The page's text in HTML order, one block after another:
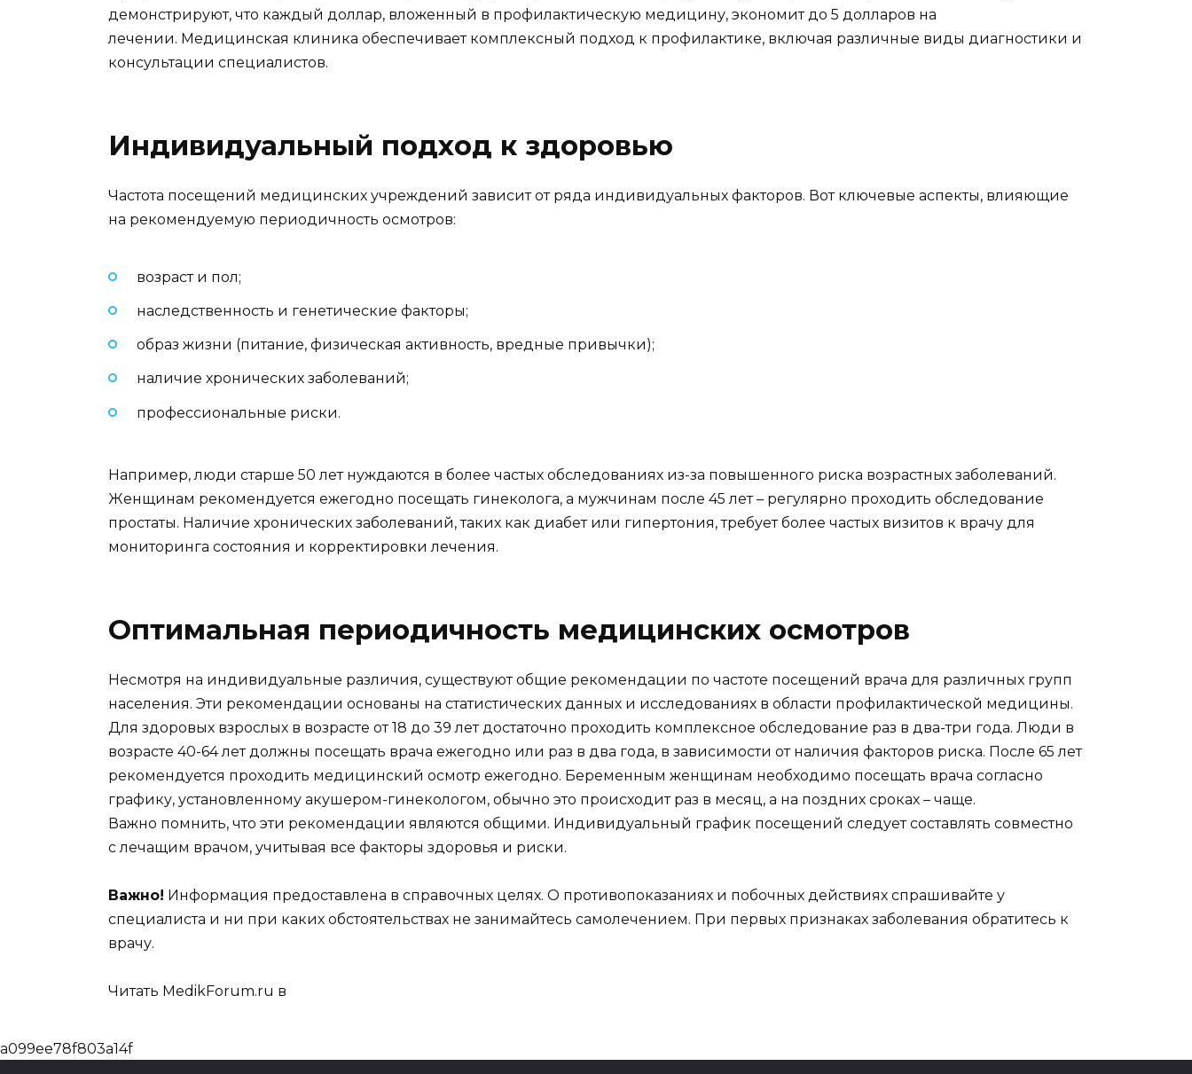
демонстрируют, что каждый доллар, вложенный в профилактическую медицину, экономит до 5 долларов на
лечении. Медицинская клиника обеспечивает комплексный подход к профилактике, включая различные виды диагностики и
консультации специалистов.
Индивидуальный подход к здоровью
Частота посещений медицинских учреждений зависит от ряда индивидуальных факторов. Вот ключевые аспекты, влияющие
на рекомендуемую периодичность осмотров:
возраст и пол;
наследственность и генетические факторы;
образ жизни (питание, физическая активность, вредные привычки);
наличие хронических заболеваний;
профессиональные риски.
Например, люди старше 50 лет нуждаются в более частых обследованиях из-за повышенного риска возрастных заболеваний.
Женщинам рекомендуется ежегодно посещать гинеколога, а мужчинам после 45 лет – регулярно проходить обследование
простаты. Наличие хронических заболеваний, таких как диабет или гипертония, требует более частых визитов к врачу для
мониторинга состояния и корректировки лечения.
Оптимальная периодичность медицинских осмотров
Несмотря на индивидуальные различия, существуют общие рекомендации по частоте посещений врача для различных групп
населения. Эти рекомендации основаны на статистических данных и исследованиях в области профилактической медицины.
Для здоровых взрослых в возрасте от 18 до 39 лет достаточно проходить комплексное обследование раз в два-три года. Люди в
возрасте 40-64 лет должны посещать врача ежегодно или раз в два года, в зависимости от наличия факторов риска. После 65 лет
рекомендуется проходить медицинский осмотр ежегодно. Беременным женщинам необходимо посещать врача согласно
графику, установленному акушером-гинекологом, обычно это происходит раз в месяц, а на поздних сроках – чаще.
Важно помнить, что эти рекомендации являются общими. Индивидуальный график посещений следует составлять совместно
с лечащим врачом, учитывая все факторы здоровья и риски.
Важно! Информация предоставлена в справочных целях. О противопоказаниях и побочных действиях спрашивайте у
специалиста и ни при каких обстоятельствах не занимайтесь самолечением. При первых признаках заболевания обратитесь к
врачу.
Читать MedikForum.ru в
a099ee78f803a14f